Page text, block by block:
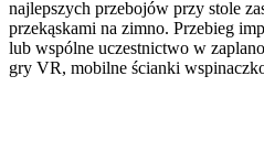
najlepszych przebojów przy stole
przekąskami na zimno. Przebieg
lub wspólne uczestnictwo w
gry VR, mobilne ścianki